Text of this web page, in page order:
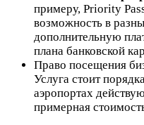
примеру, Priority
возможность в
дополнительную
плана банковской
Право посещения
Услуга стоит
аэропортах
примерная